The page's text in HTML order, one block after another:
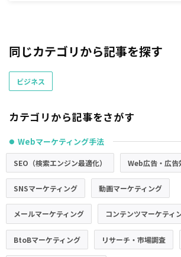
同じカテゴリから記事を探す
ビジネス
カテゴリから記事をさがす
● Webマーケティング手法
SEO（検索エンジン最適化） Web広告・広告
SNSマーケティング 動画マーケティング
メールマーケティング コンテンツマーケティ
BtoBマーケティング リサーチ・市場調査